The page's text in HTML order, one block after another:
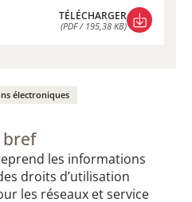
TÉLÉCHARGER
(PDF / 195,38 KB)
électroniques
bref
les informations
droits d’utilisation
les réseaux et service